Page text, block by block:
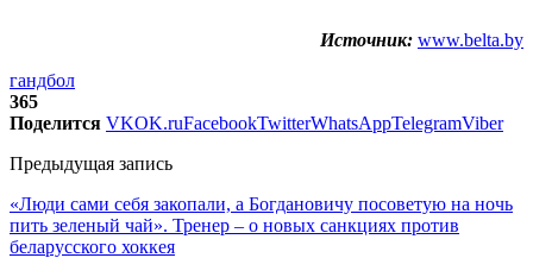
Источник: www.belta.by
гандбол
365
Поделится VKOK.ruFacebookTwitterWhatsAppTelegramViber
Предыдущая запись
«Люди сами себя закопали, а Богдановичу посоветую на ночь
пить зеленый чай». Тренер – о новых санкциях против
беларусского хоккея